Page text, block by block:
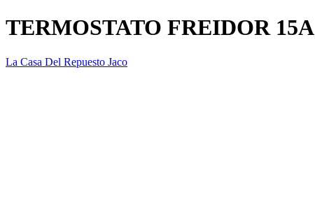
TERMOSTATO FREIDOR 15A
La Casa Del Repuesto Jaco